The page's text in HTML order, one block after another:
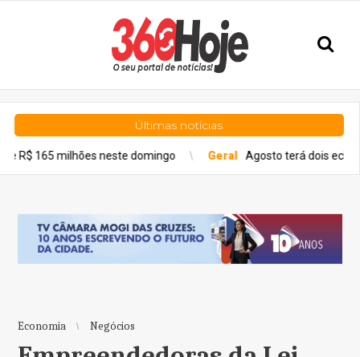
Últimas notícias
neste domingo Geral Agosto terá dois eclipses; saiba como
Economia Negócios